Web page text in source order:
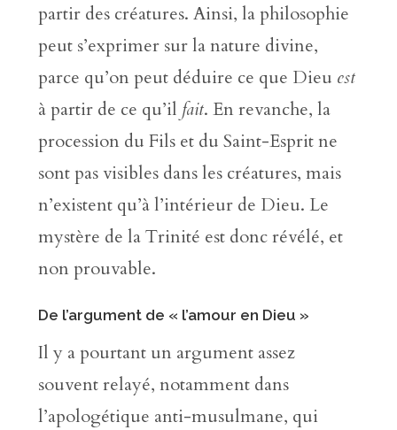
partir des créatures. Ainsi, la philosophie
peut s’exprimer sur la nature divine,
parce qu’on peut déduire ce que Dieu est
à partir de ce qu’il fait. En revanche, la
procession du Fils et du Saint-Esprit ne
sont pas visibles dans les créatures, mais
n’existent qu’à l’intérieur de Dieu. Le
mystère de la Trinité est donc révélé, et
non prouvable.
De l’argument de « l’amour en Dieu »
Il y a pourtant un argument assez
souvent relayé, notamment dans
l’apologétique anti-musulmane, qui